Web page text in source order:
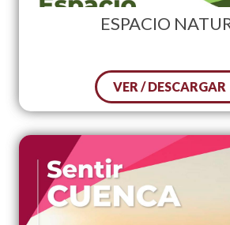
ESPACIO
VER / DESCARGAR